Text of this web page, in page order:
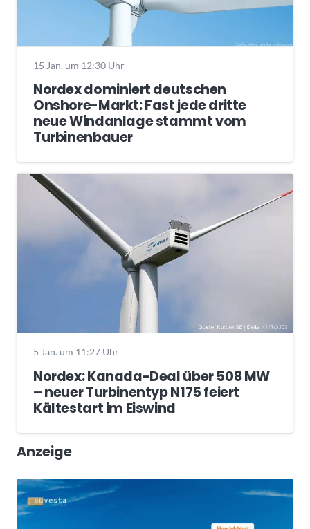
15 Jan. um 12:30 Uhr
Nordex dominiert deutschen
Onshore-Markt: Fast jede dritte
neue Windanlage stammt vom
Turbinenbauer
5 Jan. um 11:27 Uhr
Nordex: Kanada-Deal über 508 MW
– neuer Turbinentyp N175 feiert
Kältestart im Eiswind
Anzeige